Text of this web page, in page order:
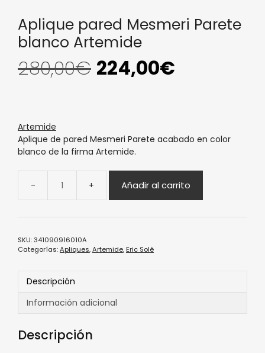
Aplique pared Mesmeri Parete
blanco Artemide
280,00€ 224,00€
Artemide
Aplique de pared Mesmeri Parete acabado en color
blanco de la firma Artemide.
Añadir al carrito
SKU:341090916010A
Categorías:Apliques,Artemide,Eric Solè
Descripción
Información adicional
Descripción